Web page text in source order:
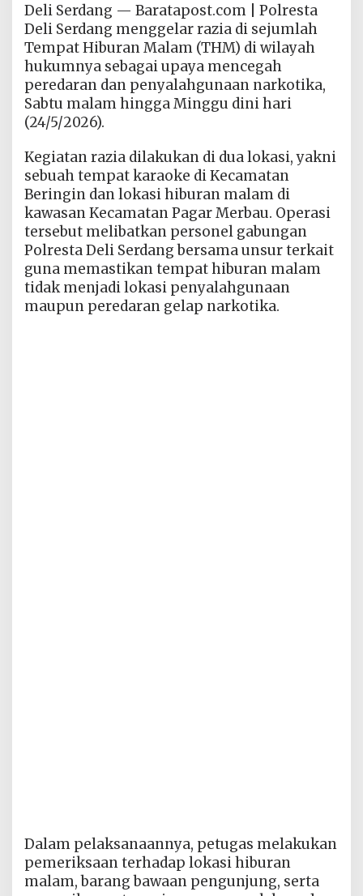
Deli Serdang — Baratapost.com | Polresta
Deli Serdang menggelar razia di sejumlah
Tempat Hiburan Malam (THM) di wilayah
hukumnya sebagai upaya mencegah
peredaran dan penyalahgunaan narkotika,
Sabtu malam hingga Minggu dini hari
(24/5/2026).
Kegiatan razia dilakukan di dua lokasi, yakni
sebuah tempat karaoke di Kecamatan
Beringin dan lokasi hiburan malam di
kawasan Kecamatan Pagar Merbau. Operasi
tersebut melibatkan personel gabungan
Polresta Deli Serdang bersama unsur terkait
guna memastikan tempat hiburan malam
tidak menjadi lokasi penyalahgunaan
maupun peredaran gelap narkotika.
Dalam pelaksanaannya, petugas melakukan
pemeriksaan terhadap lokasi hiburan
malam, barang bawaan pengunjung, serta